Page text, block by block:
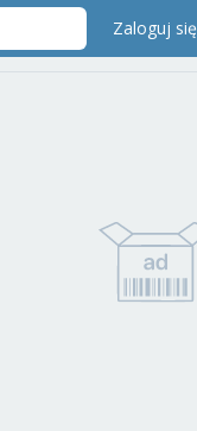
Zaloguj się